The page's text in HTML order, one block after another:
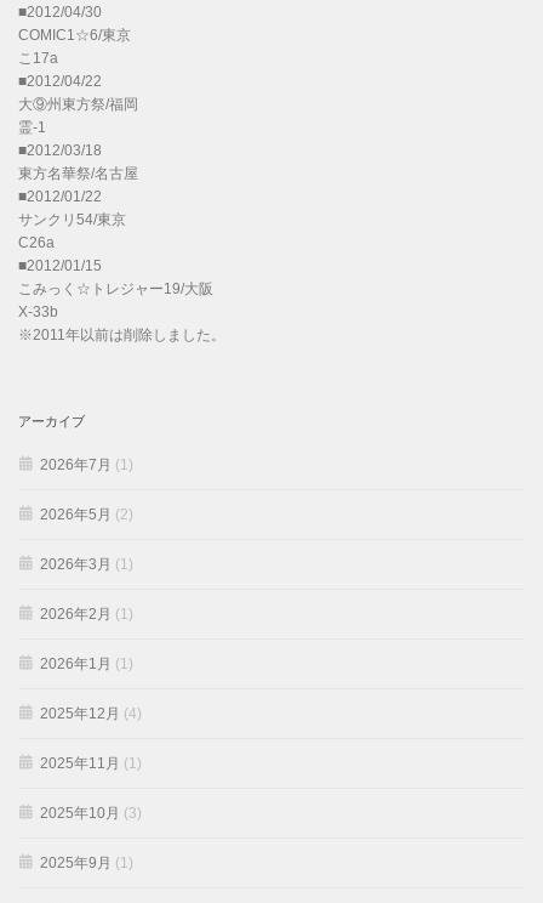
■2012/04/30
COMIC1☆6/東京
こ17a
■2012/04/22
大⑨州東方祭/福岡
霊-1
■2012/03/18
東方名華祭/名古屋
■2012/01/22
サンクリ54/東京
C26a
■2012/01/15
こみっく☆トレジャー19/大阪
X-33b
※2011年以前は削除しました。
アーカイブ
2026年7月 (1)
2026年5月 (2)
2026年3月 (1)
2026年2月 (1)
2026年1月 (1)
2025年12月 (4)
2025年11月 (1)
2025年10月 (3)
2025年9月 (1)